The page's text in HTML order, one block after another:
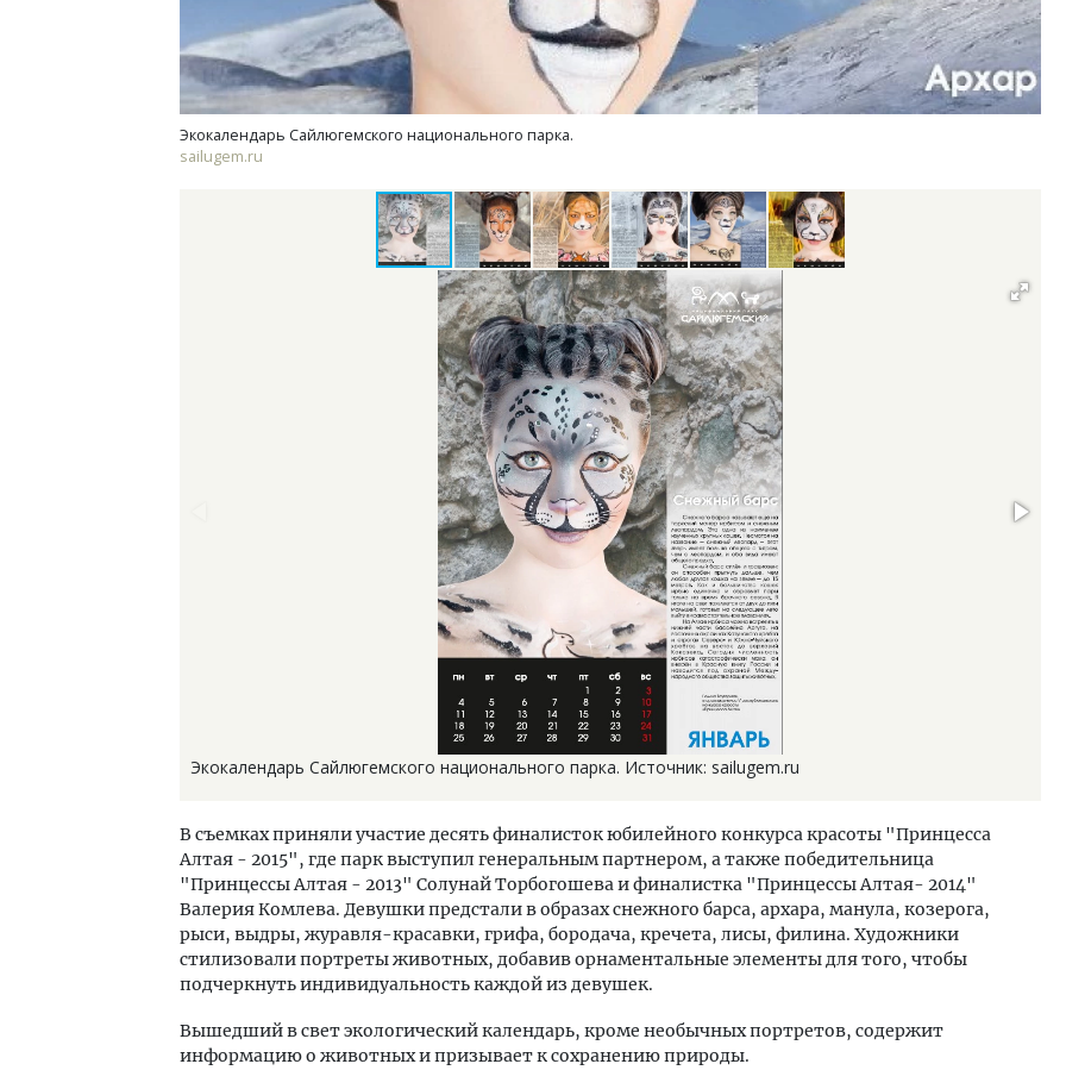
Экокалендарь Сайлюгемского национального парка.
sailugem.ru
Экокалендарь Сайлюгемского национального парка. Источник: sailugem.ru
В съемках приняли участие десять финалисток юбилейного конкурса красоты "Принцесса
Алтая - 2015", где парк выступил генеральным партнером, а также победительница
"Принцессы Алтая - 2013" Солунай Торбогошева и финалистка "Принцессы Алтая- 2014"
Валерия Комлева. Девушки предстали в образах снежного барса, архара, манула, козерога,
рыси, выдры, журавля-красавки, грифа, бородача, кречета, лисы, филина. Художники
стилизовали портреты животных, добавив орнаментальные элементы для того, чтобы
подчеркнуть индивидуальность каждой из девушек.
Вышедший в свет экологический календарь, кроме необычных портретов, содержит
информацию о животных и призывает к сохранению природы.
Гатилов — о том, как девелоперу
оставаться на плаву, когда рынок
штормит
СТРОИТЕЛЬСТВО
ЗИАС — об эстетике городов,
трендах в фасадах и развитии рынка
СТРОИТЕЛЬСТВО
плитами становится
стандартом
СТРОИТЕЛЬСТВО